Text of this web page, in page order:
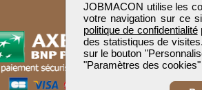
JOBMACON utilise les
votre navigation sur ce
politique de confidentialité
des statistiques de
sur le bouton
"Paramètres des